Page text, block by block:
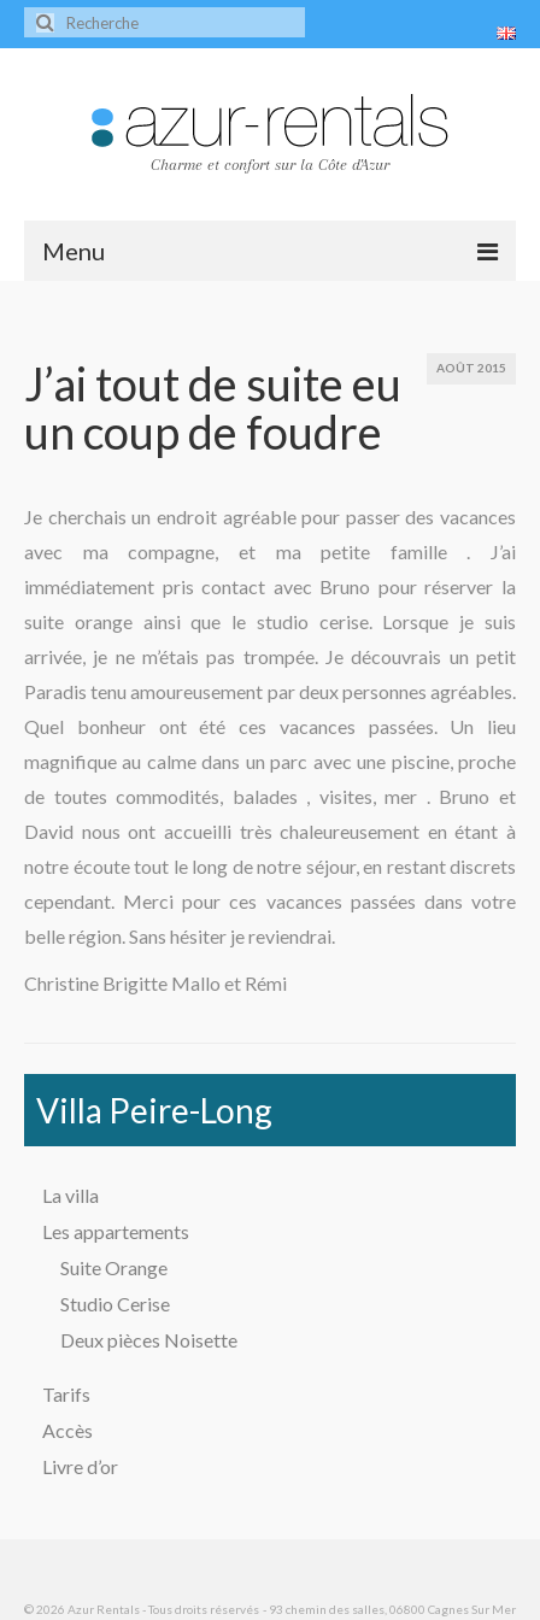
Charme et confort sur la Côte d'Azur
Menu
Les villas
Villa Peire-Long
Villa Pagnol
Contact
La région
AOÛT 2015
J’ai tout de suite eu
un coup de foudre
Je cherchais un endroit agréable pour passer des vacances
avec ma compagne, et ma petite famille . J’ai
immédiatement pris contact avec Bruno pour réserver la
suite orange ainsi que le studio cerise. Lorsque je suis
arrivée, je ne m’étais pas trompée. Je découvrais un petit
Paradis tenu amoureusement par deux personnes agréables.
Quel bonheur ont été ces vacances passées. Un lieu
magnifique au calme dans un parc avec une piscine, proche
de toutes commodités, balades , visites, mer . Bruno et
David nous ont accueilli très chaleureusement en étant à
notre écoute tout le long de notre séjour, en restant discrets
cependant. Merci pour ces vacances passées dans votre
belle région. Sans hésiter je reviendrai.
Christine Brigitte Mallo et Rémi
Villa Peire-Long
La villa
Les appartements
Suite Orange
Studio Cerise
Deux pièces Noisette
Tarifs
Accès
Livre d’or
© 2026 Azur Rentals - Tous droits réservés - 93 chemin des salles, 06800 Cagnes Sur Mer